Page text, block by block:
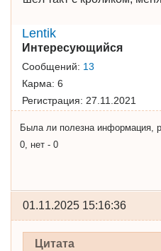
Lentik
Интересующийся
Сообщений: 13
Карма: 6
Регистрация: 27.11.2021
Была ли полезна информация,
0, нет - 0
01.11.2025 15:16:36
Цитата